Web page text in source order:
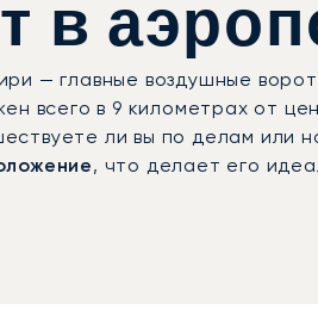
в
— главные воздушные
всего в 9 километрах от
ли вы по делам
, что делает его